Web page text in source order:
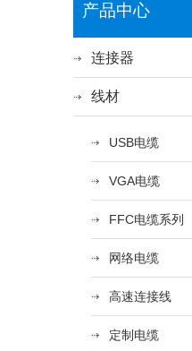
产品中心
连接器
线材
USB电缆
VGA电缆
FFC电缆系列
网络电缆
高速连接线
定制电缆